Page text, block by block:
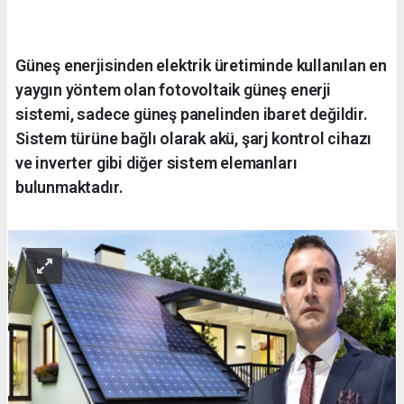
Güneş enerjisinden elektrik üretiminde kullanılan en
yaygın yöntem olan fotovoltaik güneş enerji
sistemi, sadece güneş panelinden ibaret değildir.
Sistem türüne bağlı olarak akü, şarj kontrol cihazı
ve inverter gibi diğer sistem elemanları
bulunmaktadır.